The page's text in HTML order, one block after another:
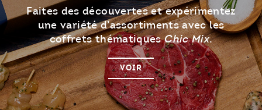
Faites des découvertes et expérimentez
une variété d’assortiments avec les
coffrets thématiquesChic Mix.
VOIR